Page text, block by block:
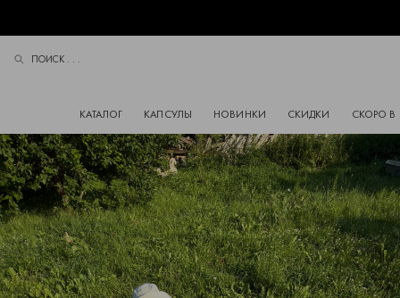
ПОИСК . . .
КАТАЛОГ КАПСУЛЫ НОВИНКИ СКИДКИ СКОРО В